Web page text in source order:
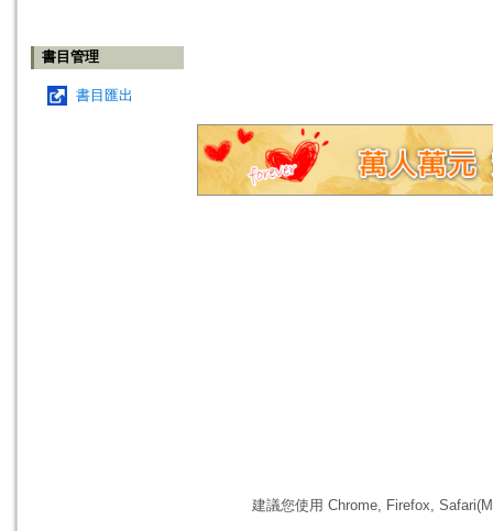
書目管理
書目匯出
建議您使用 Chrome, Firefox,